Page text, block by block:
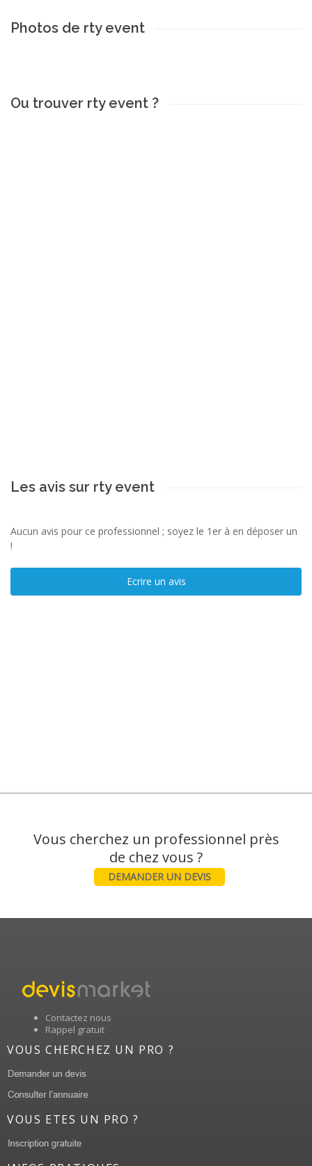
Photos de rty event
Ou trouver rty event ?
Les avis sur rty event
Aucun avis pour ce professionnel ; soyez le 1er à en déposer un
!
Ecrire un avis
Vous cherchez un professionnel près
DEMANDER UN DEVIS
Contactez nous
Rappel gratuit
VOUS CHERCHEZ UN PRO ?
VOUS ETES UN PRO ?